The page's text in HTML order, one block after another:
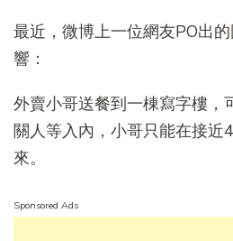
最近，微博上一位網友PO出
響：
外賣小哥送餐到一棟寫字樓，
關人等入內，小哥只能在接近
來。
Sponsored Ads